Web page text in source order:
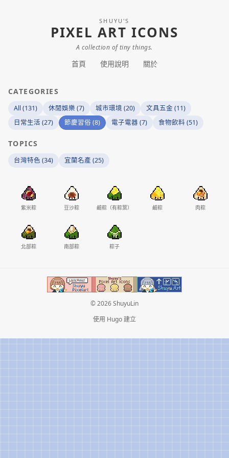
SHUYU'S
PIXEL ART ICONS
A collection of tiny things.
首頁 使用說明 關於
CATEGORIES
All (131) 休閒娛樂 (7) 城市環境 (20)
文具五金 (11)
日常生活 (27)
節慶習俗 (8) 電子電器 (7) 食物飲料 (51)
TOPICS
台灣特色 (34) 宜蘭名產 (25)
紫米粽 豆沙粽 鹼粽（有粽葉） 鹼粽 肉粽
北部粽 南部粽 粽子
© 2026 ShuyuLin
使用 Hugo建立